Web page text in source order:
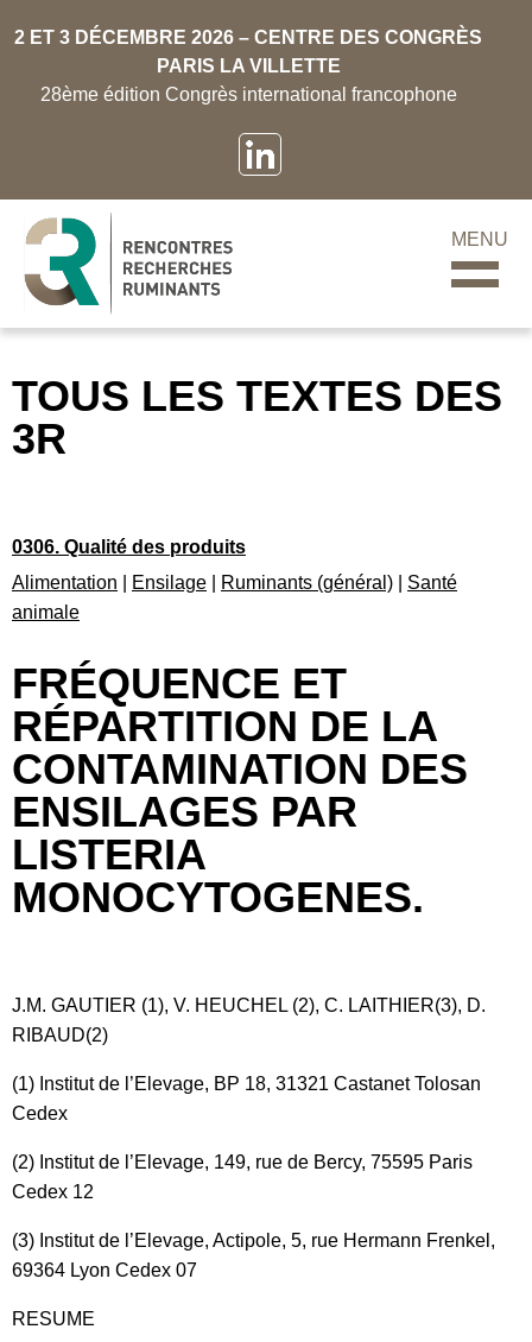
2 ET 3 DÉCEMBRE 2026 – CENTRE DES CONGRÈS
PARIS LA VILLETTE
28ème édition Congrès international francophone
MENU
TOUS LES TEXTES DES
3R
0306. Qualité des produits
Alimentation
Ensilage Ruminants (général)
Santé
animale
FRÉQUENCE ET
RÉPARTITION DE LA
CONTAMINATION DES
ENSILAGES PAR
LISTERIA
MONOCYTOGENES.
J.M. GAUTIER (1), V. HEUCHEL (2), C. LAITHIER(3), D.
RIBAUD(2)
(1) Institut de l’Elevage, BP 18, 31321 Castanet Tolosan
Cedex
(2) Institut de l’Elevage, 149, rue de Bercy, 75595 Paris
Cedex 12
(3) Institut de l’Elevage, Actipole, 5, rue Hermann Frenkel,
69364 Lyon Cedex 07
RESUME